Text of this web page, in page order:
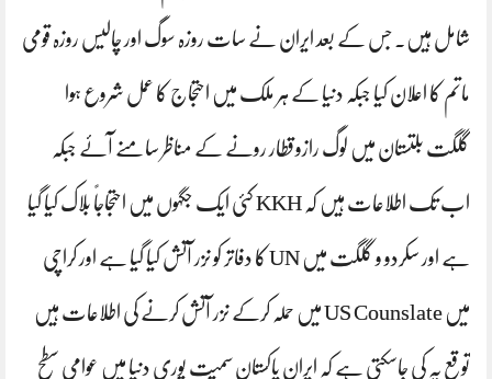
شامل ہیں. جس کے بعد ایران نے سات روزہ سوگ اور چالیس روزہ قومی
ماتم کا اعلان کیا جبکہ دنیا کے ہر ملک میں احتجاج کا عمل شروع ہوا
گلگت بلتستان میں لوگ رازوقطار رونے کے مناظر سامنے آئے جبکہ
اب تک اطلاعات ہیں کہ KKH کئی ایک جگہوں میں احتجاجاً بلاک کیا گیا
ہے اور سکردو و گلگت میں UN کا دفاتر کو نزر آتش کیا گیا ہے اور کراچی
میں US Counslate میں حملہ کرکے نزر آتش کرنے کی اطلاعات ہیں
توقع یہ کی جاسکتی ہے کہ ایران پاکستان سمیت پوری دنیا میں عوامی سطح